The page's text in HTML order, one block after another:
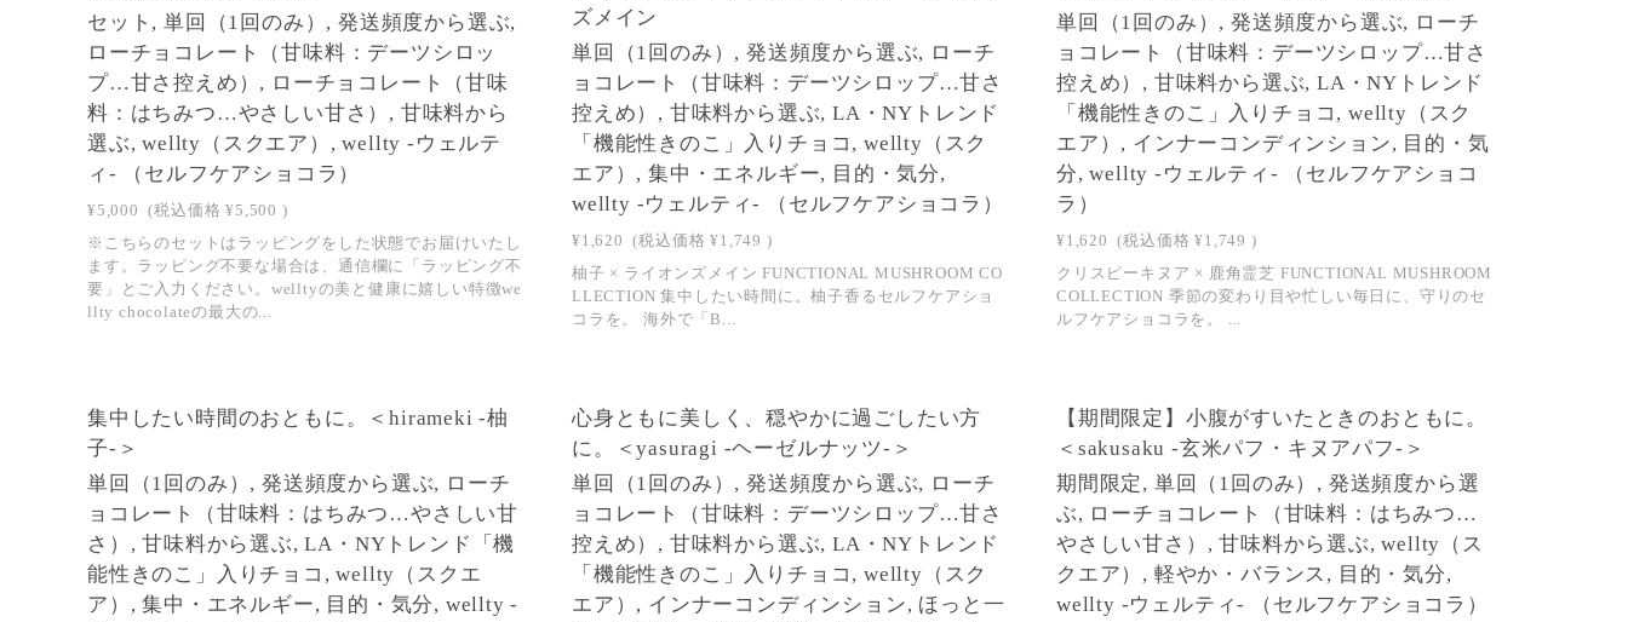
セット, 単回（1回のみ）, 発送頻度から選ぶ,
ローチョコレート（甘味料：デーツシロッ
プ…甘さ控えめ）, ローチョコレート（甘味
料：はちみつ…やさしい甘さ）, 甘味料から
選ぶ, wellty（スクエア）, wellty -ウェルテ
ィ- （セルフケアショコラ）
¥5,000 (税込価格 ¥5,500 )
※こちらのセットはラッピングをした状態でお届けいたし
ます。ラッピング不要な場合は、通信欄に「ラッピング不
要」とご入力ください。welltyの美と健康に嬉しい特徴we
llty chocolateの最大の...
ズメイン
単回（1回のみ）, 発送頻度から選ぶ, ローチ
ョコレート（甘味料：デーツシロップ…甘さ
控えめ）, 甘味料から選ぶ, LA・NYトレンド
「機能性きのこ」入りチョコ, wellty（スク
エア）, 集中・エネルギー, 目的・気分,
wellty -ウェルティ- （セルフケアショコラ）
¥1,620 (税込価格 ¥1,749 )
柚子 × ライオンズメイン FUNCTIONAL MUSHROOM CO
LLECTION 集中したい時間に。柚子香るセルフケアショ
コラを。 海外で「B...
単回（1回のみ）, 発送頻度から選ぶ, ローチ
ョコレート（甘味料：デーツシロップ…甘さ
控えめ）, 甘味料から選ぶ, LA・NYトレンド
「機能性きのこ」入りチョコ, wellty（スク
エア）, インナーコンディンション, 目的・気
分, wellty -ウェルティ- （セルフケアショコ
ラ）
¥1,620 (税込価格 ¥1,749 )
クリスピーキヌア × 鹿角霊芝 FUNCTIONAL MUSHROOM
COLLECTION 季節の変わり目や忙しい毎日に、守りのセ
ルフケアショコラを。 ...
SOLD OUT
集中したい時間のおともに。＜hirameki -柚
子-＞
単回（1回のみ）, 発送頻度から選ぶ, ローチ
ョコレート（甘味料：はちみつ…やさしい甘
さ）, 甘味料から選ぶ, LA・NYトレンド「機
能性きのこ」入りチョコ, wellty（スクエ
ア）, 集中・エネルギー, 目的・気分, wellty -
SOLD OUT
心身ともに美しく、穏やかに過ごしたい方
に。＜yasuragi -ヘーゼルナッツ-＞
単回（1回のみ）, 発送頻度から選ぶ, ローチ
ョコレート（甘味料：デーツシロップ…甘さ
控えめ）, 甘味料から選ぶ, LA・NYトレンド
「機能性きのこ」入りチョコ, wellty（スク
エア）, インナーコンディンション, ほっと一
SOLD OUT
【期間限定】小腹がすいたときのおともに。
＜sakusaku -玄米パフ・キヌアパフ-＞
期間限定, 単回（1回のみ）, 発送頻度から選
ぶ, ローチョコレート（甘味料：はちみつ…
やさしい甘さ）, 甘味料から選ぶ, wellty（ス
クエア）, 軽やか・バランス, 目的・気分,
wellty -ウェルティ- （セルフケアショコラ）